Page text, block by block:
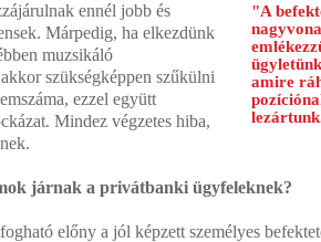
"A
amire
ennél jobb és
Márpedig, ha elkezdünk
muzsikáló
szükségképpen szűkülni
ezzel együtt
Mindez végzetes hiba,
járnak a privátbanki ügyfeleknek?
előny a jól képzett személyes